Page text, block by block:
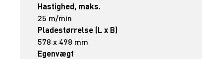
Hastighed, maks.
25 m/min
Pladestørrelse (L x B)
578 x 498 mm
Egenvægt